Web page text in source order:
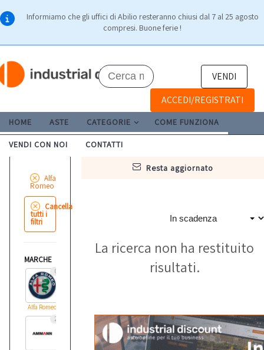
Informiamo che gli uffici di Abilio resteranno chiusi dal 7 al 25 agosto
compresi. Buone ferie !
VENDI
ACCEDI/REGISTRATI
HOME ASTE CATEGORIE COME FUNZIONA
VENDI CON NOI CONTATTI
resta aggiornato
Alfa
Romeo
Cancella
tutti i
filtri
MARCHE
0
Alfa Romeo
2
La ricerca non ha restituito
risultati.